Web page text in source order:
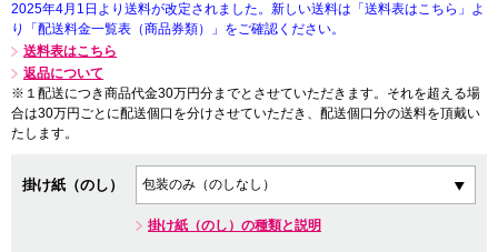
2025年4月1日より送料が改定されました。新しい送料は「送料表はこちら」よ
り「配送料金一覧表（商品券類）」をご確認ください。
送料表はこちら
返品について
※１配送につき商品代金30万円分までとさせていただきます。それを超える場
合は30万円ごとに配送個口を分けさせていただき、配送個口分の送料を頂戴い
たします。
掛け紙（のし）
掛け紙（のし）の種類と説明